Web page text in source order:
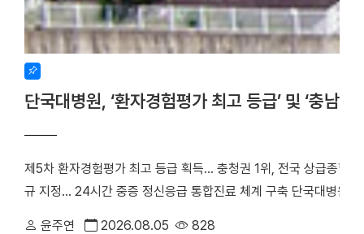
단국대병원, ‘환자경험평가 최고 등급’ 및 ‘충남
제5차 환자경험평가 최고 등급 획득… 충청권 1위, 전국 상급종합
규 지정… 24시간 중증 정신응급 통합진료 체계 구축 단국대병원(
윤주연 2026.08.05 828